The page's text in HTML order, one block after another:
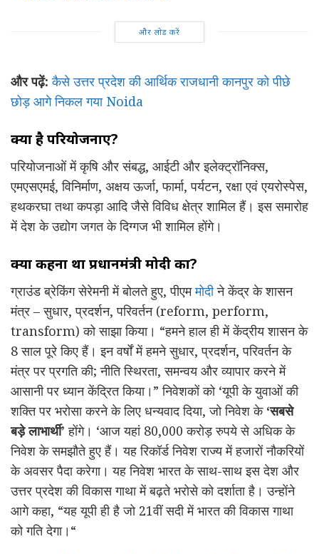
और लोड करें
और पढ़ें:कैसे उत्तर प्रदेश की आर्थिक राजधानी कानपुर को पीछे
छोड़ आगे निकल गया Noida
क्या है परियोजनाएं?
परियोजनाओं में कृषि और संबद्ध, आईटी और इलेक्ट्रॉनिक्स,
एमएसएमई, विनिर्माण, अक्षय ऊर्जा, फार्मा, पर्यटन, रक्षा एवं एयरोस्पेस,
हथकरघा तथा कपड़ा आदि जैसे विविध क्षेत्र शामिल हैं। इस समारोह
में देश के उद्योग जगत के दिग्गज भी शामिल होंगे।
क्या कहना था प्रधानमंत्री मोदी का?
ग्राउंड ब्रेकिंग सेरेमनी में बोलते हुए, पीएममोदीने केंद्र के शासन
मंत्र – सुधार, प्रदर्शन, परिवर्तन (reform, perform,
transform) को साझा किया। “हमने हाल ही में केंद्रीय शासन के
8 साल पूरे किए हैं। इन वर्षों में हमने सुधार, प्रदर्शन, परिवर्तन के
मंत्र पर प्रगति की; नीति स्थिरता, समन्वय और व्यापार करने में
आसानी पर ध्यान केंद्रित किया।” निवेशकों को ‘यूपी के युवाओं की
शक्ति पर भरोसा करने के लिए धन्यवाद दिया, जो निवेश के‘सबसे
बड़े लाभार्थी’ होंगे। ‘आज यहां 80,000 करोड़ रुपये से अधिक के
निवेश के समझौते हुए हैं। यह रिकॉर्ड निवेश राज्य में हजारों नौकरियों
के अवसर पैदा करेगा। यह निवेश भारत के साथ-साथ इस देश और
उत्तर प्रदेश की विकास गाथा में बढ़ते भरोसे को दर्शाता है। उन्होंने
आगे कहा, “यह यूपी ही है जो 21वीं सदी में भारत की विकास गाथा
को गति देगा।“